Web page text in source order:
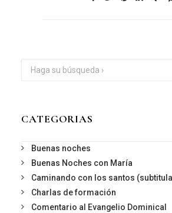
CATEGORIAS
Buenas noches
Buenas Noches con María
Caminando con los santos
Charlas de formación
Comentario al Evangelio Dominical